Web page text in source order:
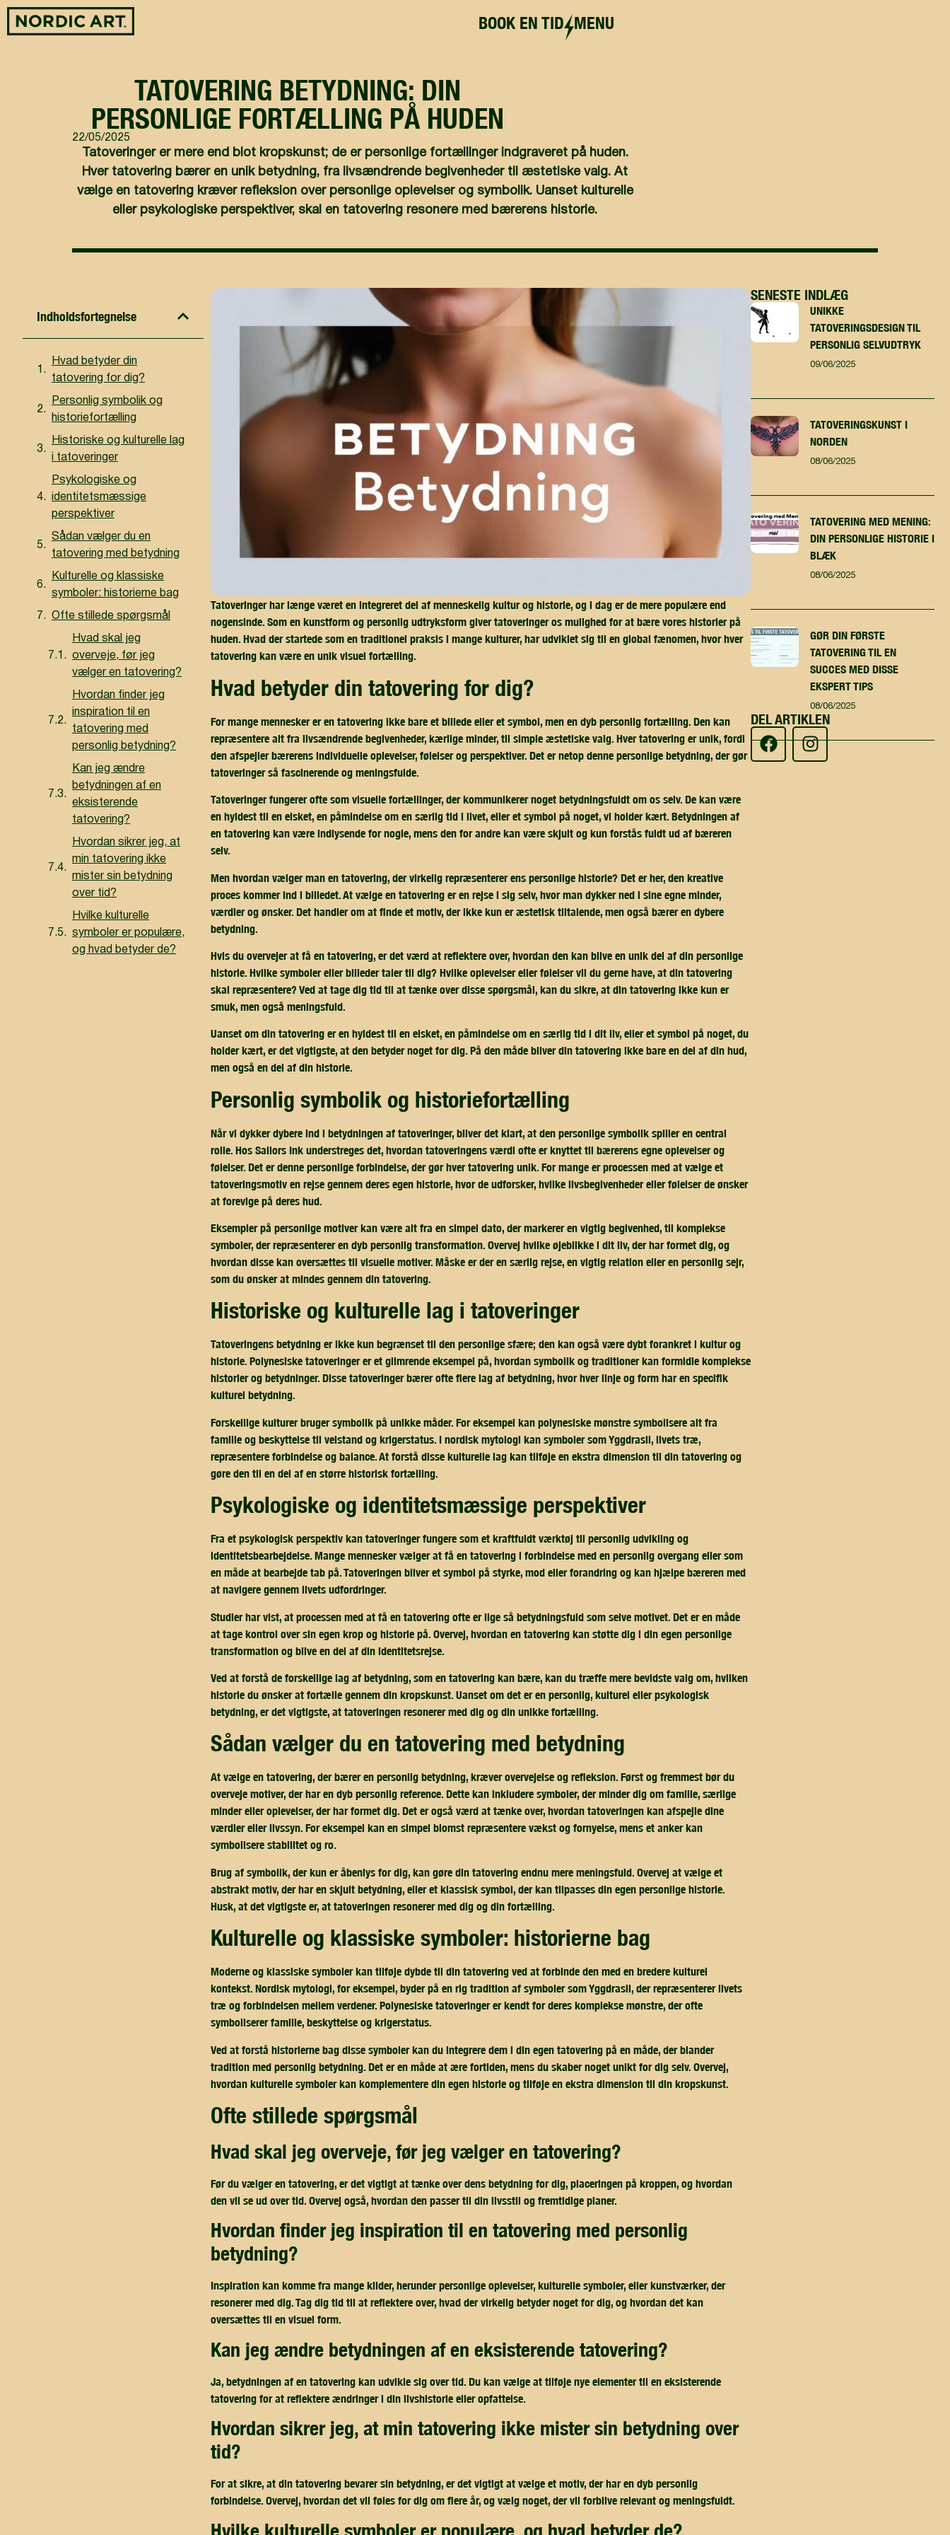
BOOK EN TID MENU
TATOVERING BETYDNING: DIN
PERSONLIGE FORTÆLLING PÅ HUDEN
22/05/2025
Tatoveringer er mere end blot kropskunst; de er personlige fortællinger indgraveret på huden.
Hver tatovering bærer en unik betydning, fra livsændrende begivenheder til æstetiske valg. At
vælge en tatovering kræver refleksion over personlige oplevelser og symbolik. Uanset kulturelle
eller psykologiske perspektiver, skal en tatovering resonere med bærerens historie.
Indholdsfortegnelse
Hvad betyder din
tatovering for dig?
Personlig symbolik og
historiefortælling
Historiske og kulturelle lag
i tatoveringer
Psykologiske og
identitetsmæssige
perspektiver
Sådan vælger du en
tatovering med betydning
Kulturelle og klassiske
symboler: historierne bag
Ofte stillede spørgsmål
Hvad skal jeg
overveje, før jeg
vælger en tatovering?
Hvordan finder jeg
inspiration til en
tatovering med
personlig betydning?
Kan jeg ændre
betydningen af en
eksisterende
tatovering?
Hvordan sikrer jeg, at
min tatovering ikke
mister sin betydning
over tid?
Hvilke kulturelle
symboler er populære,
og hvad betyder de?
Tatoveringer har længe været en integreret del af menneskelig kultur og historie, og i dag er de mere populære end
nogensinde. Som en kunstform og personlig udtryksform giver tatoveringer os mulighed for at bære vores historier på
huden. Hvad der startede som en traditionel praksis i mange kulturer, har udviklet sig til en global fænomen, hvor hver
tatovering kan være en unik visuel fortælling.
hvad betyder din tatovering for dig?
For mange mennesker er en tatovering ikke bare et billede eller et symbol, men en dyb personlig fortælling. Den kan
repræsentere alt fra livsændrende begivenheder, kærlige minder, til simple æstetiske valg. Hver tatovering er unik, fordi
den afspejler bærerens individuelle oplevelser, følelser og perspektiver. Det er netop denne personlige betydning, der gør
tatoveringer så fascinerende og meningsfulde.
Tatoveringer fungerer ofte som visuelle fortællinger, der kommunikerer noget betydningsfuldt om os selv. De kan være
en hyldest til en elsket, en påmindelse om en særlig tid i livet, eller et symbol på noget, vi holder kært. Betydningen af
en tatovering kan være indlysende for nogle, mens den for andre kan være skjult og kun forstås fuldt ud af bæreren
selv.
Men hvordan vælger man en tatovering, der virkelig repræsenterer ens personlige historie? Det er her, den kreative
proces kommer ind i billedet. At vælge en tatovering er en rejse i sig selv, hvor man dykker ned i sine egne minder,
værdier og ønsker. Det handler om at finde et motiv, der ikke kun er æstetisk tiltalende, men også bærer en dybere
betydning.
Hvis du overvejer at få en tatovering, er det værd at reflektere over, hvordan den kan blive en unik del af din personlige
historie. Hvilke symboler eller billeder taler til dig? Hvilke oplevelser eller følelser vil du gerne have, at din tatovering
skal repræsentere? Ved at tage dig tid til at tænke over disse spørgsmål, kan du sikre, at din tatovering ikke kun er
smuk, men også meningsfuld.
Uanset om din tatovering er en hyldest til en elsket, en påmindelse om en særlig tid i dit liv, eller et symbol på noget, du
holder kært, er det vigtigste, at den betyder noget for dig. På den måde bliver din tatovering ikke bare en del af din hud,
men også en del af din historie.
personlig symbolik og historiefortælling
Når vi dykker dybere ind i betydningen af tatoveringer, bliver det klart, at den personlige symbolik spiller en central
rolle. Hos Sailors Ink understreges det, hvordan tatoveringens værdi ofte er knyttet til bærerens egne oplevelser og
følelser. Det er denne personlige forbindelse, der gør hver tatovering unik. For mange er processen med at vælge et
tatoveringsmotiv en rejse gennem deres egen historie, hvor de udforsker, hvilke livsbegivenheder eller følelser de ønsker
at forevige på deres hud.
Eksempler på personlige motiver kan være alt fra en simpel dato, der markerer en vigtig begivenhed, til komplekse
symboler, der repræsenterer en dyb personlig transformation. Overvej hvilke øjeblikke i dit liv, der har formet dig, og
hvordan disse kan oversættes til visuelle motiver. Måske er der en særlig rejse, en vigtig relation eller en personlig sejr,
som du ønsker at mindes gennem din tatovering.
historiske og kulturelle lag i tatoveringer
Tatoveringens betydning er ikke kun begrænset til den personlige sfære; den kan også være dybt forankret i kultur og
historie. Polynesiske tatoveringer er et glimrende eksempel på, hvordan symbolik og traditioner kan formidle komplekse
historier og betydninger. Disse tatoveringer bærer ofte flere lag af betydning, hvor hver linje og form har en specifik
kulturel betydning.
Forskellige kulturer bruger symbolik på unikke måder. For eksempel kan polynesiske mønstre symbolisere alt fra
familie og beskyttelse til velstand og krigerstatus. I nordisk mytologi kan symboler som Yggdrasil, livets træ,
repræsentere forbindelse og balance. At forstå disse kulturelle lag kan tilføje en ekstra dimension til din tatovering og
gøre den til en del af en større historisk fortælling.
psykologiske og identitetsmæssige perspektiver
Fra et psykologisk perspektiv kan tatoveringer fungere som et kraftfuldt værktøj til personlig udvikling og
identitetsbearbejdelse. Mange mennesker vælger at få en tatovering i forbindelse med en personlig overgang eller som
en måde at bearbejde tab på. Tatoveringen bliver et symbol på styrke, mod eller forandring og kan hjælpe bæreren med
at navigere gennem livets udfordringer.
Studier har vist, at processen med at få en tatovering ofte er lige så betydningsfuld som selve motivet. Det er en måde
at tage kontrol over sin egen krop og historie på. Overvej, hvordan en tatovering kan støtte dig i din egen personlige
transformation og blive en del af din identitetsrejse.
Ved at forstå de forskellige lag af betydning, som en tatovering kan bære, kan du træffe mere bevidste valg om, hvilken
historie du ønsker at fortælle gennem din kropskunst. Uanset om det er en personlig, kulturel eller psykologisk
betydning, er det vigtigste, at tatoveringen resonerer med dig og din unikke fortælling.
sådan vælger du en tatovering med betydning
At vælge en tatovering, der bærer en personlig betydning, kræver overvejelse og refleksion. Først og fremmest bør du
overveje motiver, der har en dyb personlig reference. Dette kan inkludere symboler, der minder dig om familie, særlige
minder eller oplevelser, der har formet dig. Det er også værd at tænke over, hvordan tatoveringen kan afspejle dine
værdier eller livssyn. For eksempel kan en simpel blomst repræsentere vækst og fornyelse, mens et anker kan
symbolisere stabilitet og ro.
Brug af symbolik, der kun er åbenlys for dig, kan gøre din tatovering endnu mere meningsfuld. Overvej at vælge et
abstrakt motiv, der har en skjult betydning, eller et klassisk symbol, der kan tilpasses din egen personlige historie.
Husk, at det vigtigste er, at tatoveringen resonerer med dig og din fortælling.
kulturelle og klassiske symboler: historierne bag
Moderne og klassiske symboler kan tilføje dybde til din tatovering ved at forbinde den med en bredere kulturel
kontekst. Nordisk mytologi, for eksempel, byder på en rig tradition af symboler som Yggdrasil, der repræsenterer livets
træ og forbindelsen mellem verdener. Polynesiske tatoveringer er kendt for deres komplekse mønstre, der ofte
symboliserer familie, beskyttelse og krigerstatus.
Ved at forstå historierne bag disse symboler kan du integrere dem i din egen tatovering på en måde, der blander
tradition med personlig betydning. Det er en måde at ære fortiden, mens du skaber noget unikt for dig selv. Overvej,
hvordan kulturelle symboler kan komplementere din egen historie og tilføje en ekstra dimension til din kropskunst.
ofte stillede spørgsmål
hvad skal jeg overveje, før jeg vælger en tatovering?
Før du vælger en tatovering, er det vigtigt at tænke over dens betydning for dig, placeringen på kroppen, og hvordan
den vil se ud over tid. Overvej også, hvordan den passer til din livsstil og fremtidige planer.
hvordan finder jeg inspiration til en tatovering med personlig
betydning?
Inspiration kan komme fra mange kilder, herunder personlige oplevelser, kulturelle symboler, eller kunstværker, der
resonerer med dig. Tag dig tid til at reflektere over, hvad der virkelig betyder noget for dig, og hvordan det kan
oversættes til en visuel form.
kan jeg ændre betydningen af en eksisterende tatovering?
Ja, betydningen af en tatovering kan udvikle sig over tid. Du kan vælge at tilføje nye elementer til en eksisterende
tatovering for at reflektere ændringer i din livshistorie eller opfattelse.
hvordan sikrer jeg, at min tatovering ikke mister sin betydning over
tid?
For at sikre, at din tatovering bevarer sin betydning, er det vigtigt at vælge et motiv, der har en dyb personlig
forbindelse. Overvej, hvordan det vil føles for dig om flere år, og vælg noget, der vil forblive relevant og meningsfuldt.
SENESTE INDLÆG
UNIKKE
TATOVERINGSDESIGN TIL
PERSONLIG SELVUDTRYK
09/06/2025
TATOVERINGSKUNST I
NORDEN
08/06/2025
TATOVERING MED MENING:
DIN PERSONLIGE HISTORIE I
BLÆK
08/06/2025
GØR DIN FØRSTE
TATOVERING TIL EN
SUCCES MED DISSE
EKSPERT TIPS
08/06/2025
DEL ARTIKLEN